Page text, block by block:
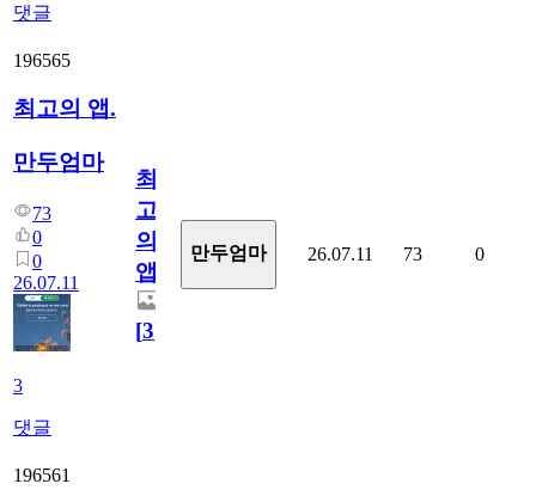
댓글
196565
최고의 앱.
만두엄마
73
0
0
26.07.11
3
댓글
최
고
의
앱.
[3]
만두엄마 26.07.11 73 0
196561